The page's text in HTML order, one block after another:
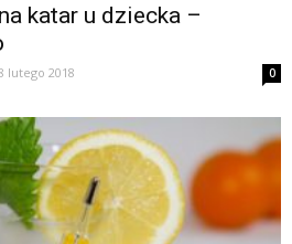
katar u dziecka –
lutego 2018 0